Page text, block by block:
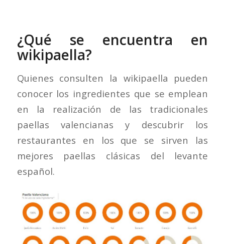
¿Qué se encuentra en
wikipaella?
Quienes consulten la wikipaella pueden
conocer los ingredientes que se emplean
en la realización de las tradicionales
paellas valencianas y descubrir los
restaurantes en los que se sirven las
mejores paellas clásicas del levante
español.